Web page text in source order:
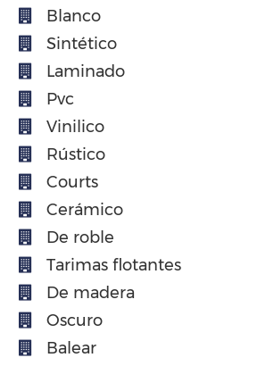
Blanco
Sintético
Laminado
Pvc
Vinilico
Rústico
Courts
Cerámico
De roble
Tarimas flotantes
De madera
Oscuro
Balear